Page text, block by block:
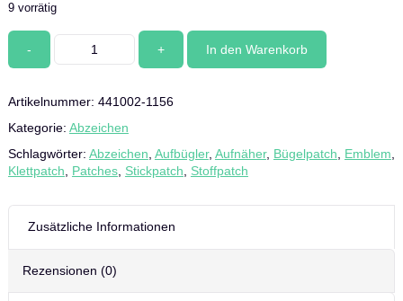
9 vorrätig
Abzeichen
#7077
Menge
In den Warenkorb
Artikelnummer: 441002-1156
Kategorie: Abzeichen
Schlagwörter: Abzeichen Aufbügler, Aufnäher, Bügelpatch Emblem
Klettpatch
Patches, Stickpatch Stoffpatch
Zusätzliche Informationen
Rezensionen (0)